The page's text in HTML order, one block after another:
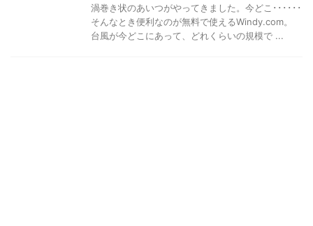
渦巻き状のあいつがやってきました。今どこ･･････
そんなとき便利なのが無料で使えるWindy.com。
台風が今どこにあって、どれくらいの規模で ...